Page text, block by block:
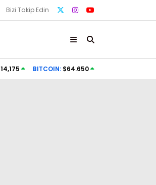
Bizi Takip Edin
14,175 BITCOIN: $64.650